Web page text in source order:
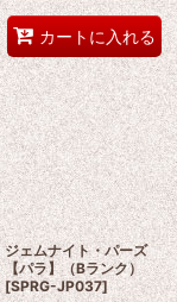
カートに入れる
ジェムナイト・パーズ
【パラ】（Bランク）
[SPRG-JP037]